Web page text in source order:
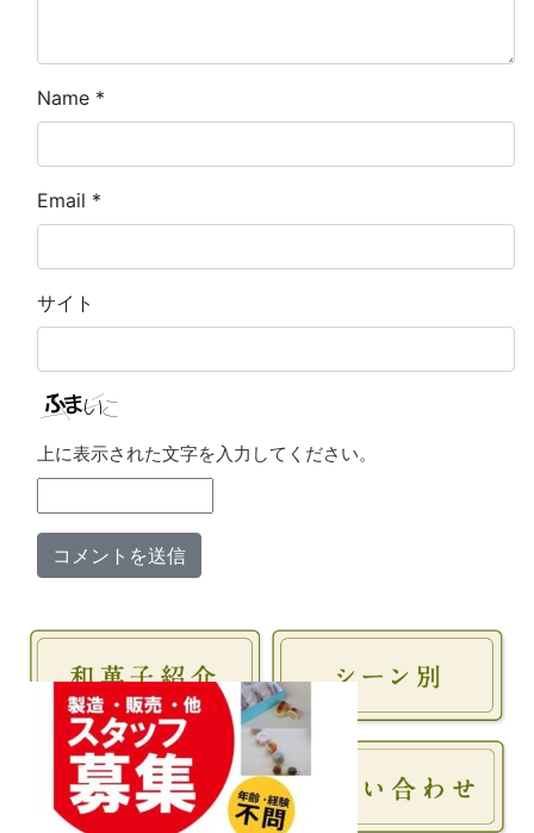
Name *
Email *
サイト
上に表示された文字を入力してください。